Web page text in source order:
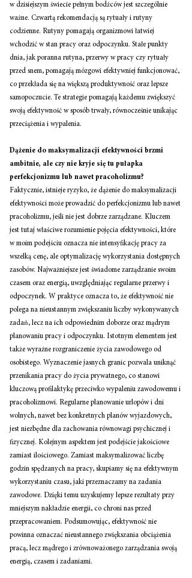
w dzisiejszym świecie pełnym bodźców jest szczególnie
ważne. Czwartą rekomendacją są rytuały i rutyny
codzienne. Rutyny pomagają organizmowi łatwiej
wchodzić w stan pracy oraz odpoczynku. Stałe punkty
dnia, jak poranna rutyna, przerwy w pracy czy rytuały
przed snem, pomagają mózgowi efektywniej funkcjonować,
co przekłada się na większą produktywność oraz lepsze
samopoczucie. Te strategie pomagają każdemu zwiększyć
swoją efektywność w sposób trwały, równocześnie unikając
przeciążenia i wypalenia.
Dążenie do maksymalizacji efektywności brzmi
ambitnie, ale czy nie kryje się tu pułapka
perfekcjonizmu lub nawet pracoholizmu?
Faktycznie, istnieje ryzyko, że dążenie do maksymalizacji
efektywności może prowadzić do perfekcjonizmu lub nawet
pracoholizmu, jeśli nie jest dobrze zarządzane. Kluczem
jest tutaj właściwe rozumienie pojęcia efektywności, które
w moim podejściu oznacza nie intensyfikację pracy za
wszelką cenę, ale optymalizację wykorzystania dostępnych
zasobów. Najważniejsze jest świadome zarządzanie swoim
czasem oraz energią, uwzględniając regularne przerwy i
odpoczynek. W praktyce oznacza to, że efektywność nie
polega na nieustannym zwiększaniu liczby wykonywanych
zadań, lecz na ich odpowiednim doborze oraz mądrym
planowaniu pracy i odpoczynku. Istotnym elementem jest
także wyraźne rozgraniczenie życia zawodowego od
osobistego. Wyznaczenie jasnych granic pozwala uniknąć
przenikania pracy do życia prywatnego, co stanowi
kluczową profilaktykę przeciwko wypaleniu zawodowemu i
pracoholizmowi. Regularne planowanie urlopów i dni
wolnych, nawet bez konkretnych planów wyjazdowych,
jest niezbędne dla zachowania równowagi psychicznej i
fizycznej. Kolejnym aspektem jest podejście jakościowe
zamiast ilościowego. Zamiast maksymalizować liczbę
godzin spędzanych na pracy, skupiamy się na efektywnym
wykorzystaniu czasu, jaki przeznaczamy na zadania
zawodowe. Dzięki temu uzyskujemy lepsze rezultaty przy
mniejszym nakładzie energii, co chroni nas przed
przepracowaniem. Podsumowując, efektywność nie
powinna oznaczać nieustannego zwiększania obciążenia
pracą, lecz mądrego i zrównoważonego zarządzania swoją
energią, czasem i zadaniami.